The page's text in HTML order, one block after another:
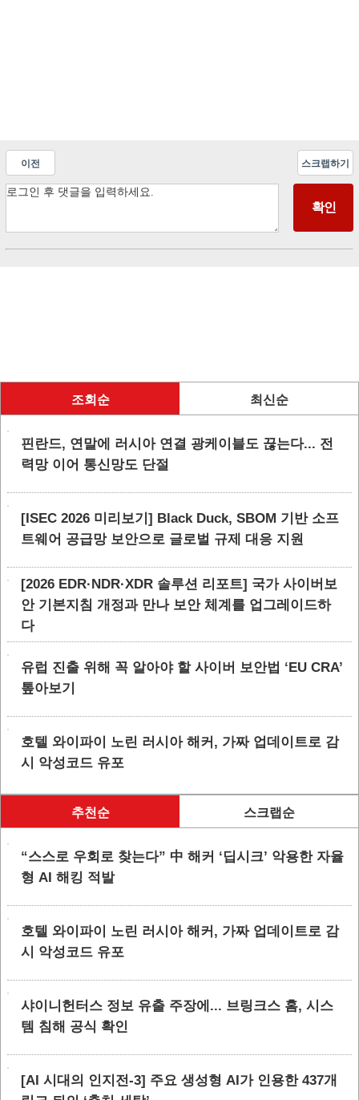
이전 스크랩하기
조회순 최신순
핀란드, 연말에 러시아 연결 광케이블도 끊는다... 전
력망 이어 통신망도 단절
[ISEC 2026 미리보기] Black Duck, SBOM 기반 소프
트웨어 공급망 보안으로 글로벌 규제 대응 지원
[2026 EDR·NDR·XDR 솔루션 리포트] 국가 사이버보
안 기본지침 개정과 만나 보안 체계를 업그레이드하
다
유럽 진출 위해 꼭 알아야 할 사이버 보안법 ‘EU CRA’
톺아보기
호텔 와이파이 노린 러시아 해커, 가짜 업데이트로 감
시 악성코드 유포
추천순 스크랩순
“스스로 우회로 찾는다” 中 해커 ‘딥시크’ 악용한 자율
형 AI 해킹 적발
호텔 와이파이 노린 러시아 해커, 가짜 업데이트로 감
시 악성코드 유포
샤이니헌터스 정보 유출 주장에... 브링크스 홈, 시스
템 침해 공식 확인
[AI 시대의 인지전-3] 주요 생성형 AI가 인용한 437개